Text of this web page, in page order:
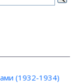
(1932-1934)